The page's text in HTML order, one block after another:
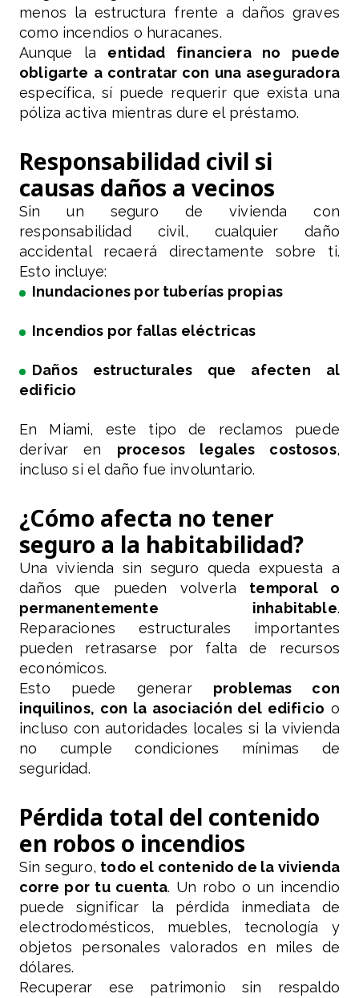
menos la estructura frente a daños graves
como incendios o huracanes.
Aunque la entidad financiera no puede
obligarte a contratar con una aseguradora
específica, sí puede requerir que exista una
póliza activa mientras dure el préstamo.
Responsabilidad civil si
causas daños a vecinos
Sin un seguro de vivienda con
responsabilidad civil, cualquier daño
accidental recaerá directamente sobre ti.
Esto incluye:
Inundaciones por tuberías propias
Incendios por fallas eléctricas
Daños estructurales que afecten al
edificio
En Miami, este tipo de reclamos puede
derivar en procesos legales costosos,
incluso si el daño fue involuntario.
¿Cómo afecta no tener
seguro a la habitabilidad?
Una vivienda sin seguro queda expuesta a
daños que pueden volverla temporal o
permanentemente inhabitable.
Reparaciones estructurales importantes
pueden retrasarse por falta de recursos
económicos.
Esto puede generar problemas con
inquilinos, con la asociación del edificio o
incluso con autoridades locales si la vivienda
no cumple condiciones mínimas de
seguridad.
Pérdida total del contenido
en robos o incendios
Sin seguro, todo el contenido de la vivienda
corre por tu cuenta. Un robo o un incendio
puede significar la pérdida inmediata de
electrodomésticos, muebles, tecnología y
objetos personales valorados en miles de
dólares.
Recuperar ese patrimonio sin respaldo